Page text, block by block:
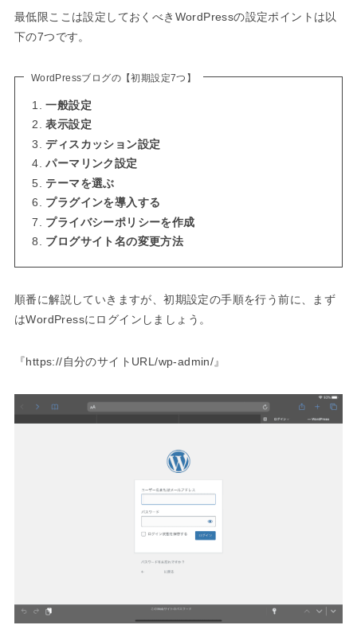
最低限ここは設定しておくべきWordPressの設定ポイントは以
下の7つです。
WordPressブログの【初期設定7つ】
一般設定
表示設定
ディスカッション設定
パーマリンク設定
テーマを選ぶ
プラグインを導入する
プライバシーポリシーを作成
ブログサイト名の変更方法
順番に解説していきますが、初期設定の手順を行う前に、まず
はWordPressにログインしましょう。
『https://自分のサイトURL/wp-admin/』